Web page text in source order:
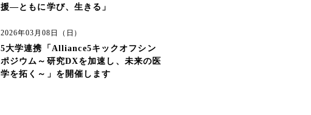
援―ともに学び、生きる」
2026年03月08日（日）
5大学連携「Alliance5キックオフシン
ポジウム～研究DXを加速し、未来の医
学を拓く～」を開催します